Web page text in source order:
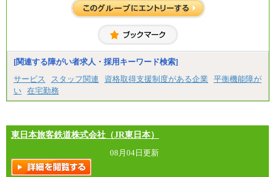
整給
※詳細はJTBキャリアサイトよりご確認ください。
■(株)JTBコミュニケーションデザイン
総合職 月給230,000円
みなし残業手当：20,000円（一律支給）※みなし
残業手当の残業時間は10.43時間。
間に応じて、時間外手当等を支給。
■（株）JTBグローバルマーケティング＆トラベル
訪日事業職 月給202,000～227,000円＋地域間調整
給
※詳細はJTBキャリアサイトよりご確認ください。
[関連する障がい者求人・採用キーワード検索]
サービス
スタッフ関連 資格取得支援制度がある企業
平衡機能障が
い 在宅勤務
東日本旅客鉄道株式会社（JR東日本）
08月04日更新